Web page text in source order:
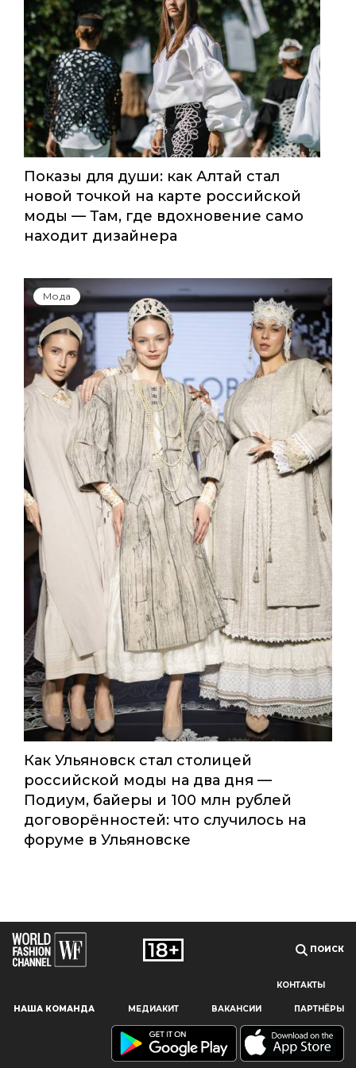
Наш сайт использует файлы cookie и похожие технологии,
пользователям, предоставляя персонализированную
информацию, запоминая предпочтения в области
Global Destination Awards 2026: World
Fashion Channel впервые объединит
элиту мирового туризма на
торжественной церемонии в
Москве
Мода
Показы для души: как Алтай стал
новой точкой на карте российской
моды — Там, где вдохновение само
находит дизайнера
российской моды на два дня —
Подиум, байеры и 100 млн рублей
договорённостей: что случилось на